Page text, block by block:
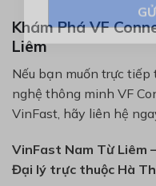
Khám Phá VF
Liêm
Nếu bạn muốn trực
nghệ thông minh VF
VinFast, hãy liên hệ
VinFast Nam Từ Liêm
Đại lý trực thuộc Hà